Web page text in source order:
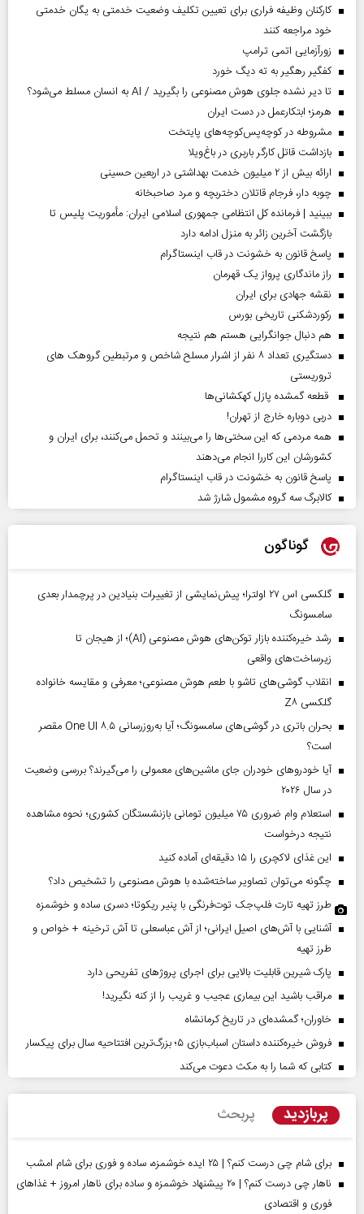
کارکنان وظیفه فراری برای تعیین تکلیف وضعیت خدمتی به یگان خدمتی
خود مراجعه کنند
زورآزمایی اتمی ترامپ
کفگیر رهگیر به ته دیگ خورد
تا دیر نشده جلوی هوش مصنوعی را بگیرید / AI به انسان مسلط می‌شود؟
هرمز؛ ابتکارعمل در دست ایران
مشروطه در کوچه‌پس‌کوچه‌های پایتخت
بازداشت قاتل کارگر باربری در باغ‌ویلا
ارائه بیش از ۲ میلیون خدمت بهداشتی در اربعین حسینی
چوبه دار، فرجام قاتلان دختربچه و مرد صاحبخانه
ببینید | فرمانده کل انتظامی جمهوری اسلامی ایران­: مأموریت پلیس تا
بازگشت آخرین زائر به منزل ادامه دارد
پاسخ قانون به خشونت در قاب اینستاگرام
راز ماندگاری پرواز یک قهرمان
نقشه جهادی برای ایران
رکوردشکنی تاریخی بورس
هم دنبال جوانگرایی هستم هم نتیجه
دستگیری تعداد ۸ نفر از اشرار مسلح شاخص و مرتبطین گروهک های
تروریستی
قطعه گمشده پازل کهکشانی‌ها
دربی دوباره خارج از تهران!
همه مردمی که این سختی‌ها را می‌بینند و تحمل می‌کنند، برای ایران و
کشورشان این کاررا انجام می‌دهند
پاسخ قانون به خشونت در قاب اینستاگرام
کالابرگ سه گروه مشمول شارژ شد
گوناگون
گلکسی اس ۲۷ اولترا؛ پیش‌نمایشی از تغییرات بنیادین در پرچمدار بعدی
سامسونگ
رشد خیره‌کننده بازار توکن‌های هوش مصنوعی (AI)؛ از هیجان تا
زیرساخت‌های واقعی
انقلاب گوشی‌های تاشو‌ با طعم هوش مصنوعی؛ معرفی و مقایسه خانواده
گلکسی Z۸
بحران باتری در گوشی‌های سامسونگ؛ آیا به‌روزرسانی One UI ۸.۵ مقصر
است؟
آیا خودروهای خودران جای ماشین‌های معمولی را می‌گیرند؟ بررسی وضعیت
در سال ۲۰۲۶
استعلام وام ضروری ۷۵ میلیون تومانی بازنشستگان کشوری؛ نحوه مشاهده
نتیجه درخواست
این غذای لاکچری را ۱۵ دقیقه‌ای آماده کنید
چگونه می‌توان تصاویر ساخته‌شده با هوش مصنوعی را تشخیص داد؟
طرز تهیه تارت فلپ‌جک توت‌فرنگی با پنیر ریکوتا؛ دسری ساده و خوشمزه
آشنایی با آش‌های اصیل ایرانی؛ از آش عباسعلی تا آش ترخینه + خواص و
طرز تهیه
پارک شیرین قابلیت‌ بالایی برای اجرای پروژهای تفریحی دارد
مراقب باشید این بیماری عجیب و غریب را از کنه نگیرید!
خاوران؛ گمشده‌ای در تاریخ کرمانشاه
فروش خیره‌کننده داستان اسباب‌بازی ۵؛ بزرگ‌ترین افتتاحیه سال برای پیکسار
کتابی که شما را به مکث دعوت می‌کند
پربازدید پربحث
برای شام چی درست کنم؟ | ۲۵ ایده خوشمزه، ساده و فوری برای شام امشب
ناهار چی درست کنم؟ | ۲۰ پیشنهاد خوشمزه و ساده برای ناهار امروز + غذاهای
فوری و اقتصادی